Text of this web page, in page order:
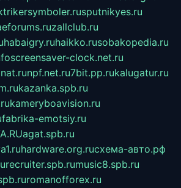
sputnikyes.ru
zallclub.ru
habaigry.ruhaikko.rusobakopedia.ru
screensaver-clock.net.ru
npf.net.ru7bit.pp.rukalugatur.ru
kazanka.spb.ru
kameryboavision.ru
fabrika-emotsiy.ru
agat.spb.ru
hardware.org.ruсхема-авто.рф
recruiter.spb.rumusic8.spb.ru
romanofforex.ru